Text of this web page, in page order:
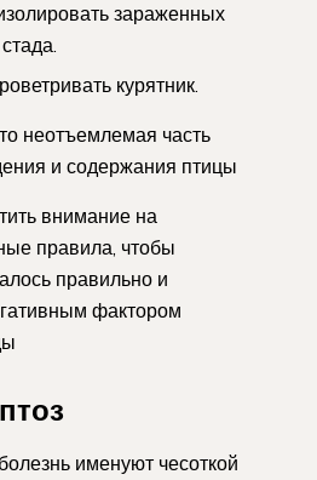
зараженных
курятник.
неотъемлемая часть
и содержания птицы
внимание на
правила, чтобы
правильно и
фактором
именуют чесоткой